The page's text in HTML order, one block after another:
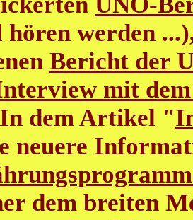
werden
Bericht der
mit
dem Artikel "
neuere
dem breiten